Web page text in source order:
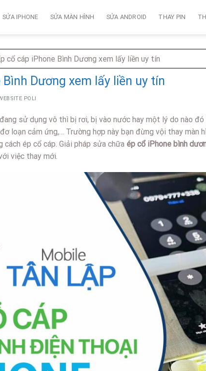
SỬA IPHONE SỬA MÀN HÌNH SỬA ANDROID THAY PIN
cổ cáp iPhone Bình Dương xem lấy liền uy tín
Bình Dương xem lấy liền uy tín
POLI
sử dụng vô thì bị rơi, bị vào nước hay một lý do nào đó
đơ loạn cảm ứng,… Trường hợp này bạn đừng vội thay màn
ép cổ cáp. Giải pháp sửa chữa ép cổ iPhone bình
việc thay mới.